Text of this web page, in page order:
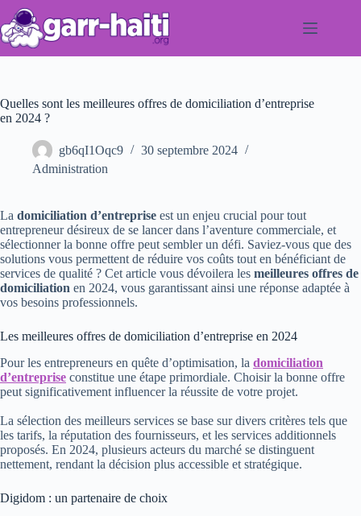
Passer
au
contenu
Quelles sont les meilleures offres de domiciliation d’entreprise
en 2024 ?
gb6qI1Oqc9
30 septembre 2024
Administration
La domiciliation d’entreprise est un enjeu crucial pour tout
entrepreneur désireux de se lancer dans l’aventure commerciale, et
sélectionner la bonne offre peut sembler un défi. Saviez-vous que des
solutions vous permettent de réduire vos coûts tout en bénéficiant de
services de qualité ? Cet article vous dévoilera les meilleures offres de
domiciliation en 2024, vous garantissant ainsi une réponse adaptée à
vos besoins professionnels.
Les meilleures offres de domiciliation d’entreprise en 2024
Pour les entrepreneurs en quête d’optimisation, la domiciliation
d’entreprise constitue une étape primordiale. Choisir la bonne offre
peut significativement influencer la réussite de votre projet.
La sélection des meilleurs services se base sur divers critères tels que
les tarifs, la réputation des fournisseurs, et les services additionnels
proposés. En 2024, plusieurs acteurs du marché se distinguent
nettement, rendant la décision plus accessible et stratégique.
Digidom : un partenaire de choix